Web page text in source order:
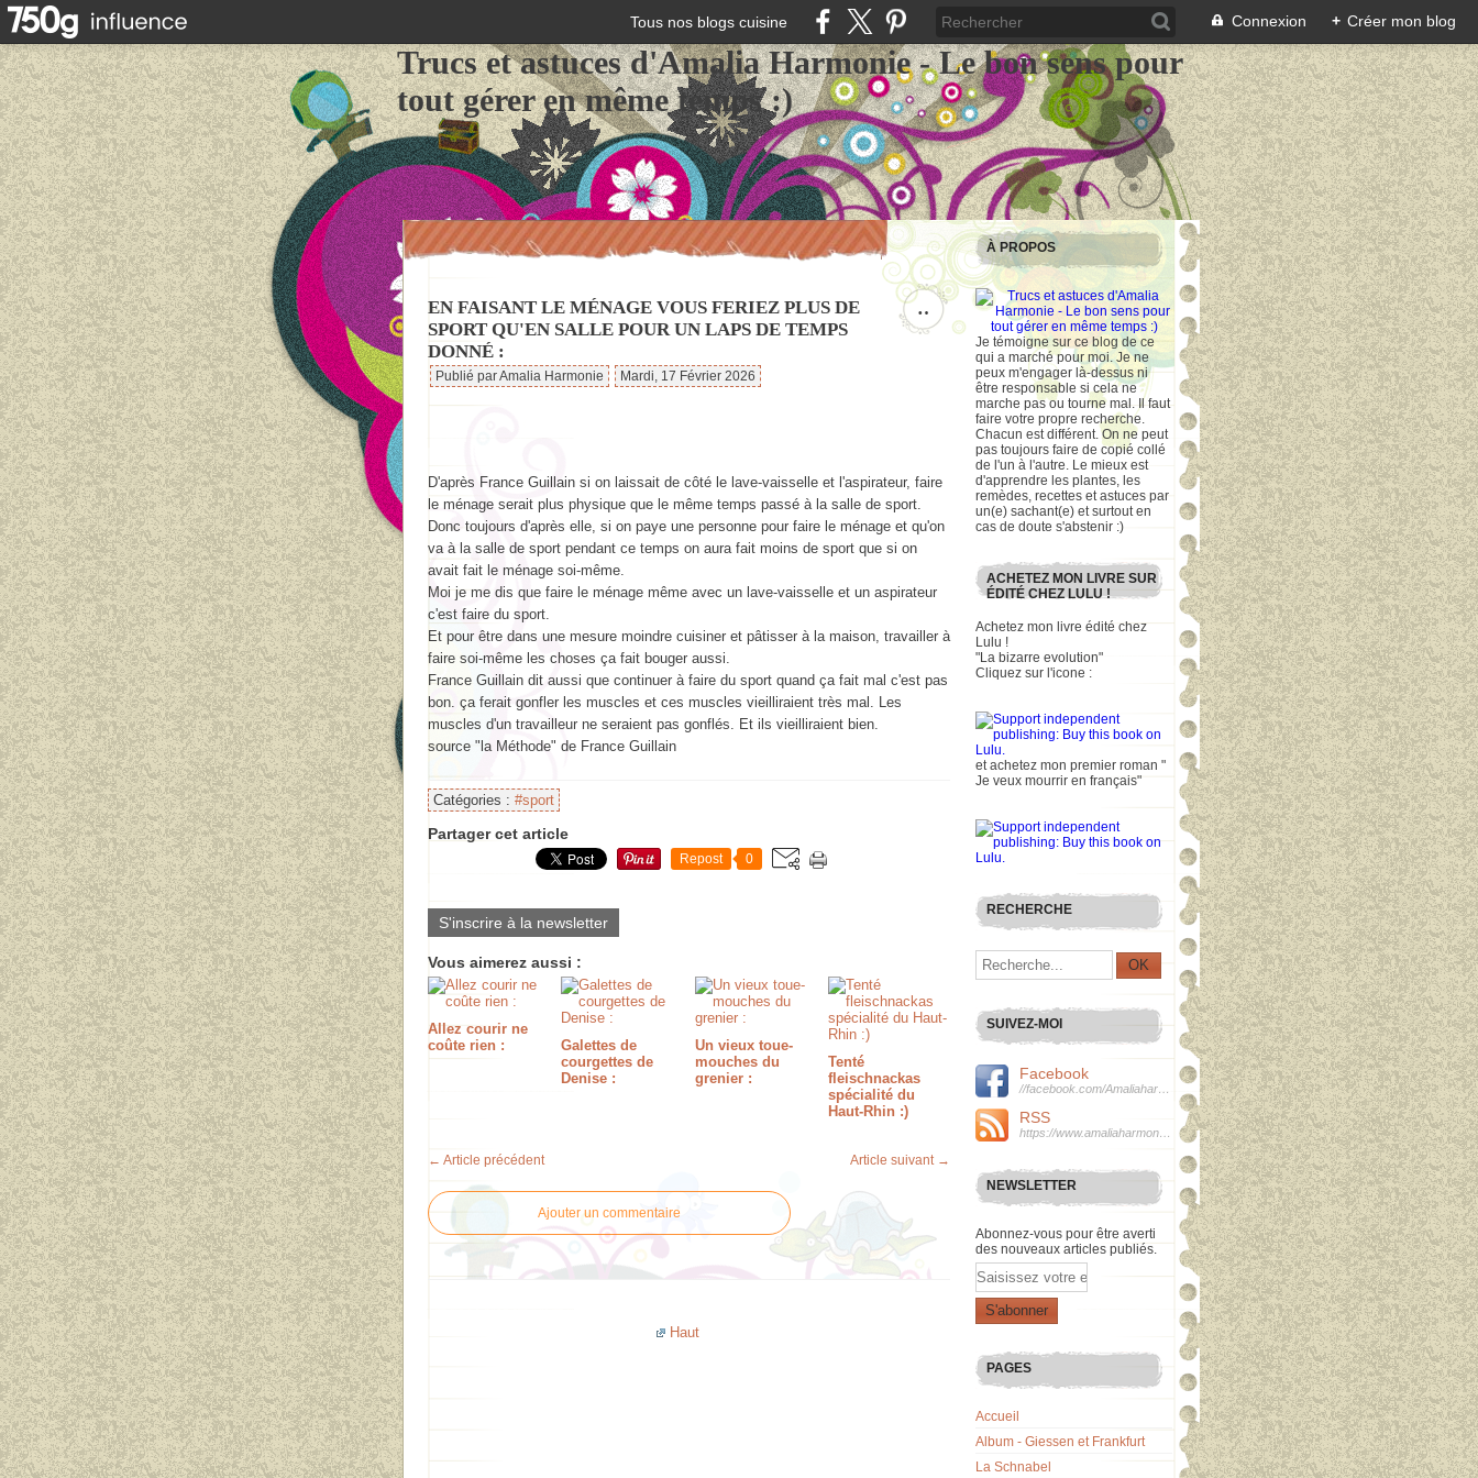
Tous nos blogs cuisine Connexion + Créer mon blog
Trucs et astuces d'Amalia Harmonie - Le bon sens pour
tout gérer en même temps :)
…
EN FAISANT LE MÉNAGE VOUS FERIEZ PLUS DE
SPORT QU'EN SALLE POUR UN LAPS DE TEMPS
DONNÉ :
Publié par Amalia Harmonie Mardi, 17 Février 2026
D'après France Guillain si on laissait de côté le lave-vaisselle et l'aspirateur, faire
le ménage serait plus physique que le même temps passé à la salle de sport.
Donc toujours d'après elle, si on paye une personne pour faire le ménage et qu'on
va à la salle de sport pendant ce temps on aura fait moins de sport que si on
avait fait le ménage soi-même.
Moi je me dis que faire le ménage même avec un lave-vaisselle et un aspirateur
c'est faire du sport.
Et pour être dans une mesure moindre cuisiner et pâtisser à la maison, travailler à
faire soi-même les choses ça fait bouger aussi.
France Guillain dit aussi que continuer à faire du sport quand ça fait mal c'est pas
bon. ça ferait gonfler les muscles et ces muscles vieilliraient très mal. Les
muscles d'un travailleur ne seraient pas gonflés. Et ils vieilliraient bien.
source "la Méthode" de France Guillain
Catégories : #sport
Partager cet article
Repost 0
S'inscrire à la newsletter
Vous aimerez aussi :
Allez courir ne
coûte rien :
Galettes de
courgettes de
Denise :
Un vieux toue-
mouches du
grenier :
Tenté
fleischnackas
spécialité du
Haut-Rhin :)
← Article précédent Article suivant →
Ajouter un commentaire
Haut
À PROPOS
Je témoigne sur ce blog de ce
qui a marché pour moi. Je ne
peux m'engager là-dessus ni
être responsable si cela ne
marche pas ou tourne mal. Il faut
faire votre propre recherche.
Chacun est différent. On ne peut
pas toujours faire de copié collé
de l'un à l'autre. Le mieux est
d'apprendre les plantes, les
remèdes, recettes et astuces par
un(e) sachant(e) et surtout en
cas de doute s'abstenir :)
ACHETEZ MON LIVRE SUR
ÉDITÉ CHEZ LULU !
Achetez mon livre édité chez
Lulu !
"La bizarre evolution"
Cliquez sur l'icone :
et achetez mon premier roman "
Je veux mourrir en français"
RECHERCHE
SUIVEZ-MOI
Facebook
RSS
NEWSLETTER
Abonnez-vous pour être averti
des nouveaux articles publiés.
Email
PAGES
Accueil
Album - Giessen et Frankfurt
La Schnabel